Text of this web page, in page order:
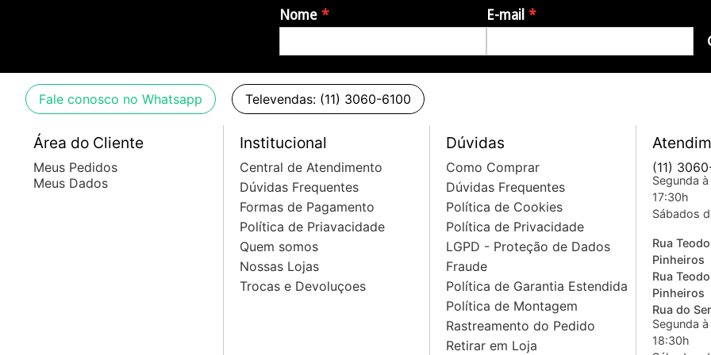
Nome E-mail
Fale conosco no Whatsapp Televendas: (11) 3060-6100
Área do Cliente
Meus Pedidos
Meus Dados
Institucional
Central de Atendimento
Dúvidas Frequentes
Formas de Pagamento
Política de Priavacidade
Quem somos
Nossas Lojas
Trocas e Devoluçoes
Dúvidas
Como Comprar
Dúvidas Frequentes
Política de Cookies
Política de Privacidade
LGPD - Proteção de Dados
Fraude
Política de Garantia Estendida
Política de Montagem
Rastreamento do Pedido
Retirar em Loja
(11)
Segunda
17:30h
Sábados
Rua
Pinheiros
Rua
Pinheiros
Rua do
Segunda
18:30h